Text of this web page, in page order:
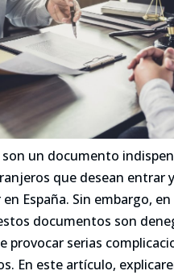
son un documento
que desean entrar y
España. Sin embargo, en
documentos son
provocar serias
En este artículo,